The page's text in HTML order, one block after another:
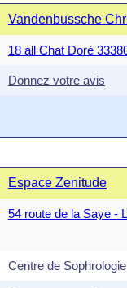
Vandenbussche
18 all Chat Doré
Donnez votre avis
Espace Zenitude
54 route de la Saye -
Centre de